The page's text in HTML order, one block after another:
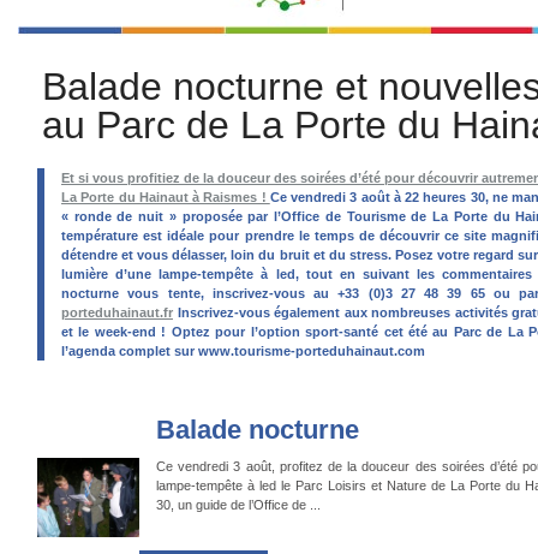
Balade nocturne et
au Parc de La Porte du
Et si vous profitiez de la douceur des soirées d’été pour découvrir
La Porte du Hainaut à Raismes ! Ce vendredi 3 août à 22 heures 30, ne
« ronde de nuit » proposée par l’Office de Tourisme de La Porte du
température est idéale pour prendre le temps de découvrir ce site
détendre et vous délasser, loin du bruit et du stress. Posez votre regard
lumière d’une lampe-tempête à led, tout en suivant les
nocturne vous tente, inscrivez-vous au +33 (0)3 27 48 39 65 ou
porteduhainaut.fr Inscrivez-vous également aux nombreuses activités
et le week-end ! Optez pour l’option sport-santé cet été au Parc de La
l’agenda complet sur www.tourisme-porteduhainaut.com
Balade nocturne
Ce vendredi 3 août, profitez de la douceur des soirées d’été
lampe-tempête à led le Parc Loisirs et Nature de La Porte du
30, un guide de l’Office de ...